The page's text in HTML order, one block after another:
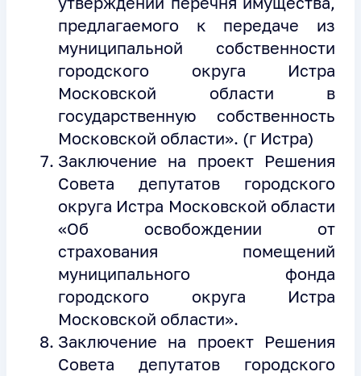
предлагаемого к передаче из
муниципальной собственности
городского округа Истра
Московской области в
государственную собственность
Московской области». (г Истра)
Заключение на проект Решения
Совета депутатов городского
округа Истра Московской области
«Об освобождении от
страхования помещений
муниципального фонда
городского округа Истра
Московской области».
Заключение на проект Решения
Совета депутатов городского